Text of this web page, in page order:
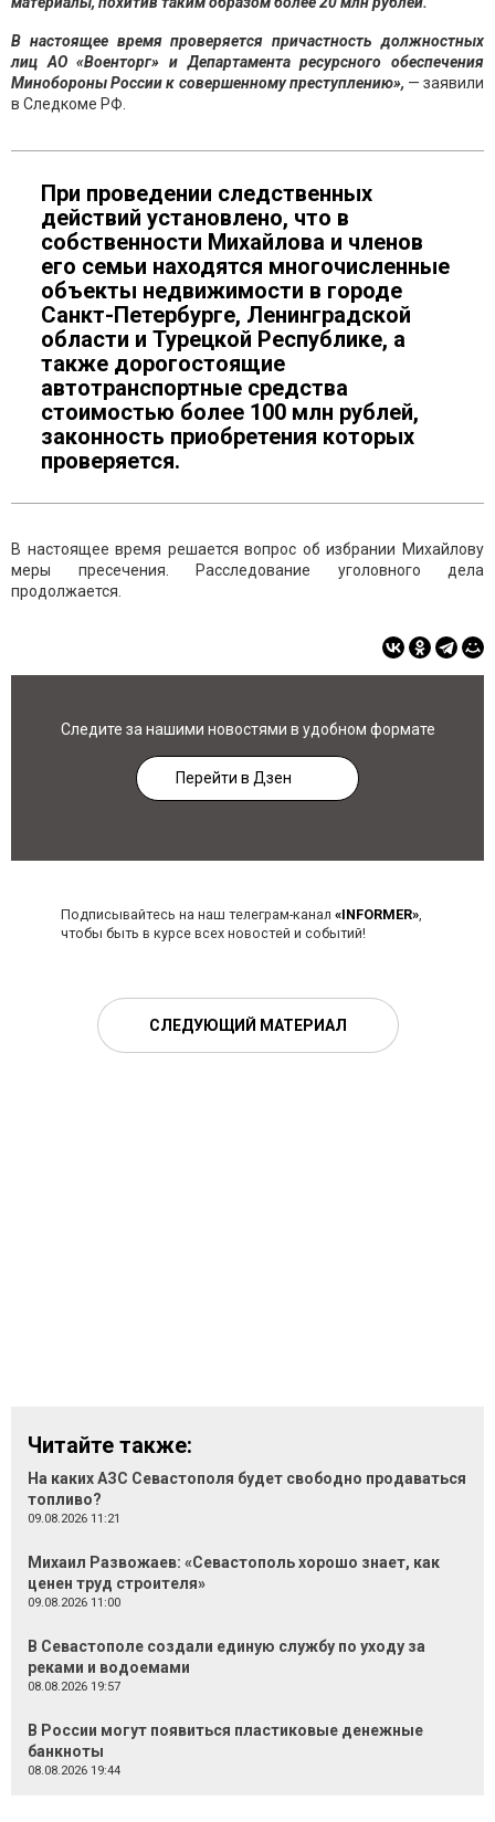
В настоящее время проверяется причастность должностных
лиц АО «Военторг» и Департамента ресурсного обеспечения
Минобороны России к совершенному преступлению», — заявили
в Следкоме РФ.
При проведении следственных
действий установлено, что в
собственности Михайлова и членов
его семьи находятся многочисленные
объекты недвижимости в городе
Санкт-Петербурге, Ленинградской
области и Турецкой Республике, а
также дорогостоящие
автотранспортные средства
стоимостью более 100 млн рублей,
законность приобретения которых
проверяется.
В настоящее время решается вопрос об избрании Михайлову
меры пресечения. Расследование уголовного дела
продолжается.
Следите за нашими новостями в удобном формате
Перейти в Дзен
Подписывайтесь на наш телеграм-канал «INFORMER»,
чтобы быть в курсе всех новостей и событий!
СЛЕДУЮЩИЙ МАТЕРИАЛ
Читайте также:
На каких АЗС Севастополя будет свободно продаваться
топливо?
09.08.2026 11:21
Михаил Развожаев: «Севастополь хорошо знает, как
ценен труд строителя»
09.08.2026 11:00
В Севастополе создали единую службу по уходу за
реками и водоемами
08.08.2026 19:57
В России могут появиться пластиковые денежные
банкноты
08.08.2026 19:44